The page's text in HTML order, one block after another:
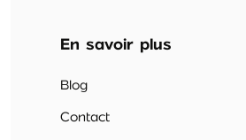
En savoir plus
Blog
Contact